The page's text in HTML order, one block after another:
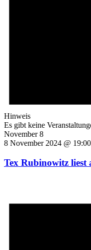
Hinweis
Es gibt keine
November 8
8 November 2024 @ 19:00
Tex Rubinowitz liest